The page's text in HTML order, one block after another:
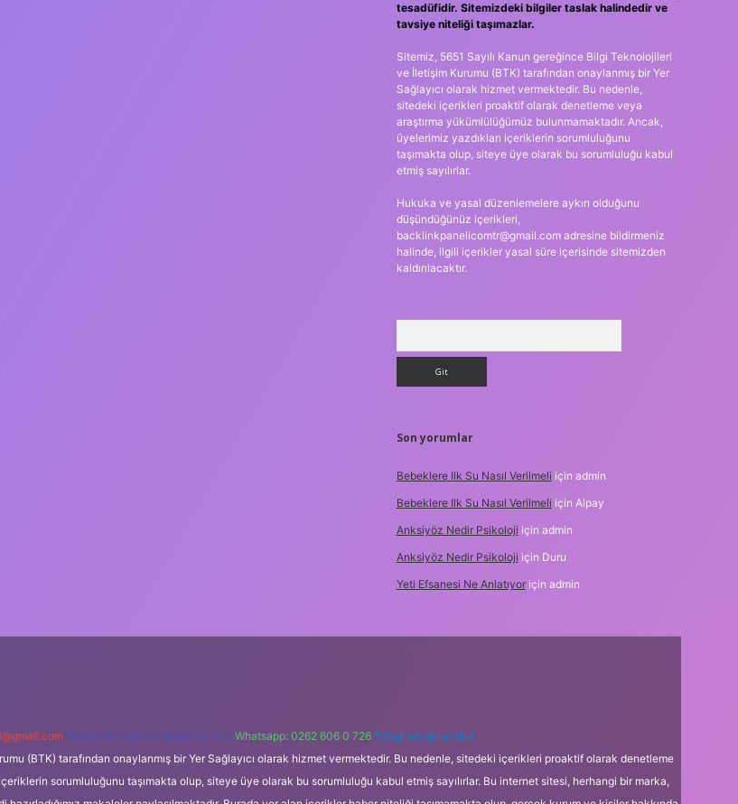
tesadüfidir. Sitemizdeki bilgiler taslak halindedir ve
tavsiye niteliği taşımazlar.
Sitemiz, 5651 Sayılı Kanun gereğince Bilgi Teknolojileri
ve İletişim Kurumu (BTK) tarafından onaylanmış bir Yer
Sağlayıcı olarak hizmet vermektedir. Bu nedenle,
sitedeki içerikleri proaktif olarak denetleme veya
araştırma yükümlülüğümüz bulunmamaktadır. Ancak,
üyelerimiz yazdıkları içeriklerin sorumluluğunu
taşımakta olup, siteye üye olarak bu sorumluluğu kabul
etmiş sayılırlar.
Hukuka ve yasal düzenlemelere aykırı olduğunu
düşündüğünüz içerikleri,
backlinkpanelicomtr@gmail.comadresine bildirmeniz
halinde, ilgili içerikler yasal süre içerisinde sitemizden
kaldırılacaktır.
Son yorumlar
Bebeklere Ilk Su Nasıl Verilmeli için admin
Bebeklere Ilk Su Nasıl Verilmeli için Alpay
Anksiyöz Nedir Psikoloji için admin
Anksiyöz Nedir Psikoloji için Duru
Yeti Efsanesi Ne Anlatıyoriçin admin
Teams: forumhizmeti@gmail.com Whatsapp: 0262 606 0 726 Telegram: @karabul
(BTK) tarafından onaylanmış bir Yer Sağlayıcı olarak hizmet vermektedir. Bu nedenle, sitedeki içerikleri proaktif olarak denetleme
sorumluluğunu taşımakta olup, siteye üye olarak bu sorumluluğu kabul etmiş sayılırlar. Bu internet sitesi, herhangi bir marka,